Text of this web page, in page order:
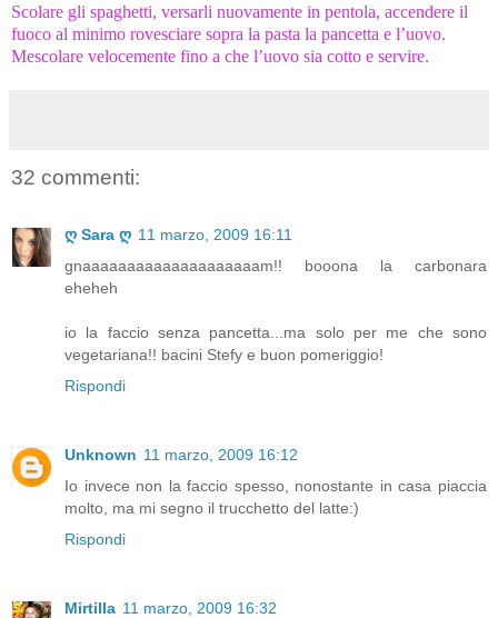
Scolare gli spaghetti, versarli nuovamente in pentola, accendere il
fuoco al minimo rovesciare sopra la pasta la pancetta e l’uovo.
Mescolare velocemente fino a che l’uovo sia cotto e servire.
32 commenti:
ღ Sara ღ 11 marzo, 2009 16:11
gnaaaaaaaaaaaaaaaaaaaam!! booona la carbonara
eheheh
io la faccio senza pancetta...ma solo per me che sono
vegetariana!! bacini Stefy e buon pomeriggio!
Rispondi
Unknown 11 marzo, 2009 16:12
Io invece non la faccio spesso, nonostante in casa piaccia
molto, ma mi segno il trucchetto del latte:)
Rispondi
Mirtilla 11 marzo, 2009 16:32